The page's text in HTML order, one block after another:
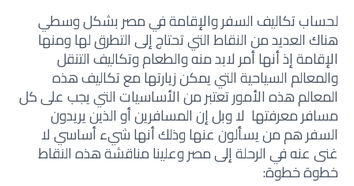
لحساب تكاليف السفر والإقامة في مصر بشكل وسطي
هناك العديد من النقاط التي تحتاج إلى التطرق لها ومنها
الإقامة إذ أنها أمر لابد منه والطعام وتكاليف التنقل
والمعالم السياحية التي يمكن زيارتها مع تكاليف هذه
المعالم هذه الأمور تعتبر من الأساسيات التي يجب على كل
مسافر معرفتها لا وبل إن المسافرين أو الذين يريدون
السفر هم من يسألون عنها وذلك أنها شيء أساسي لا
غنى عنه في الرحلة إلى مصر وعلينا مناقشة هذه النقاط
خطوة خطوة: